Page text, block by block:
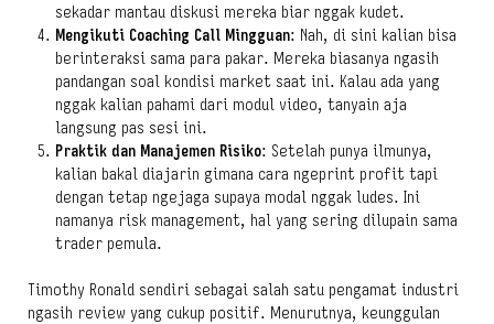
sekadar mantau diskusi mereka biar nggak kudet.
Mengikuti Coaching Call Mingguan: Nah, di sini kalian bisa
berinteraksi sama para pakar. Mereka biasanya ngasih
pandangan soal kondisi market saat ini. Kalau ada yang
nggak kalian pahami dari modul video, tanyain aja
langsung pas sesi ini.
Praktik dan Manajemen Risiko: Setelah punya ilmunya,
kalian bakal diajarin gimana cara ngeprint profit tapi
dengan tetap ngejaga supaya modal nggak ludes. Ini
namanya risk management, hal yang sering dilupain sama
trader pemula.
Timothy Ronald sendiri sebagai salah satu pengamat industri
ngasih review yang cukup positif. Menurutnya, keunggulan